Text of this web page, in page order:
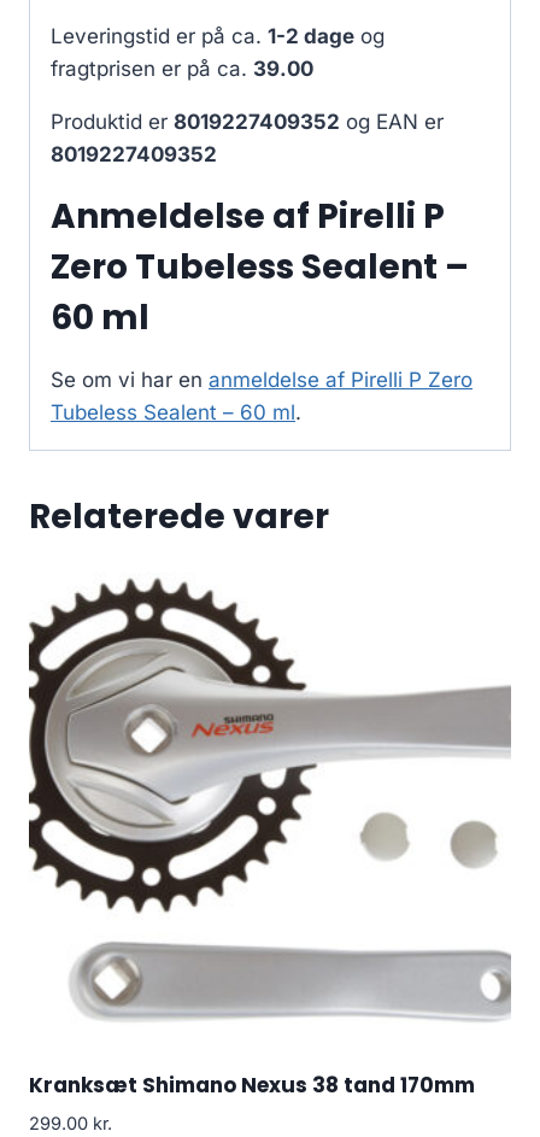
Leveringstid er på ca. 1-2 dage og
fragtprisen er på ca. 39.00
Produktid er 8019227409352 og EAN er
8019227409352
Anmeldelse af Pirelli P
Zero Tubeless Sealent –
60 ml
Se om vi har en anmeldelse af Pirelli P Zero
Tubeless Sealent – 60 ml.
Relaterede varer
Kranksæt Shimano Nexus 38 tand 170mm
299.00 kr.